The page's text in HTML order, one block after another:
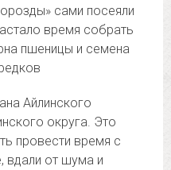
сами посеяли
время собрать
пшеницы и семена
Айлинского
округа. Это
провести время с
вдали от шума и